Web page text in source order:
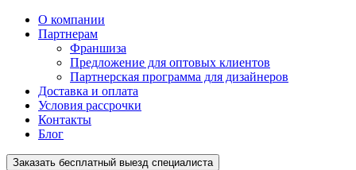
О компании
Партнерам
Франшиза
Предложение для оптовых клиентов
Партнерская программа для дизайнеров
Доставка и оплата
Условия рассрочки
Контакты
Блог
Заказать бесплатный выезд специалиста